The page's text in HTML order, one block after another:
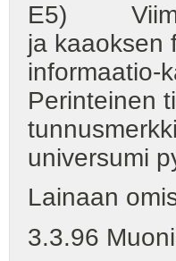
E5)
ja kaaoksen
informaatio-
Perinteinen
universumi
Lainaan
3.3.96